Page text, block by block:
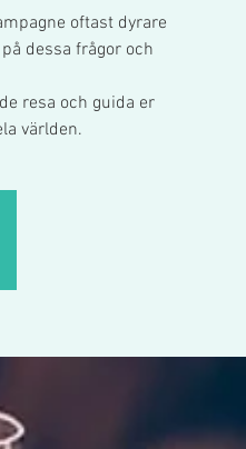
oftast dyrare
dessa frågor och
resa och guida er